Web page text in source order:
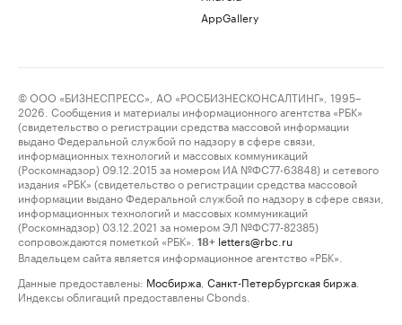
AppGallery
© ООО «БИЗНЕСПРЕСС», АО «РОСБИЗНЕСКОНСАЛТИНГ», 1995–
2026. Сообщения и материалы информационного агентства «РБК»
(свидетельство о регистрации средства массовой информации
выдано Федеральной службой по надзору в сфере связи,
информационных технологий и массовых коммуникаций
(Роскомнадзор) 09.12.2015 за номером ИА №ФС77-63848) и сетевого
издания «РБК» (свидетельство о регистрации средства массовой
информации выдано Федеральной службой по надзору в сфере связи,
информационных технологий и массовых коммуникаций
(Роскомнадзор) 03.12.2021 за номером ЭЛ №ФС77-82385)
сопровождаются пометкой «РБК».
18+ letters@rbc.ru
Владельцем сайта является информационное агентство «РБК».
Данные предоставлены: Мосбиржа Санкт-Петербургская биржа
Индексы облигаций предоставлены Cbonds.